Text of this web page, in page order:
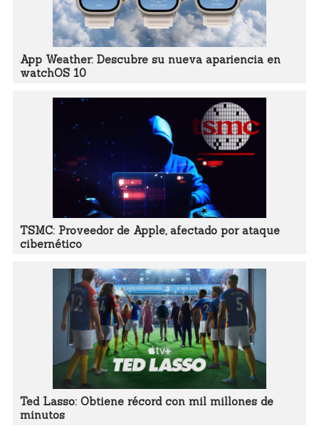
App Weather: Descubre su nueva apariencia en
watchOS 10
TSMC: Proveedor de Apple, afectado por ataque
cibernético
Ted Lasso: Obtiene récord con mil millones de
minutos